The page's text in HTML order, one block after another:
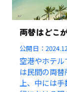
両替はどこ
公開日：
空港やホテ
は民間の両
上、中には